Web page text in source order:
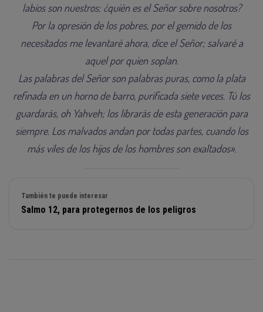
labios son nuestros; ¿quién es el Señor sobre nosotros?
Por la opresión de los pobres, por el gemido de los
necesitados me levantaré ahora, dice el Señor; salvaré a
aquel por quien soplan.
Las palabras del Señor son palabras puras, como la plata
refinada en un horno de barro, purificada siete veces. Tú los
guardarás, oh Yahveh; los librarás de esta generación para
siempre. Los malvados andan por todas partes, cuando los
más viles de los hijos de los hombres son exaltados».
También te puede interesar
Salmo 12, para protegernos de los peligros